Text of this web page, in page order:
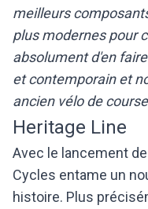
meilleurs
plus modernes pour
absolument d'en
et contemporain et
ancien vélo de
Heritage Line
Avec le lancement
Cycles entame un
histoire. Plus